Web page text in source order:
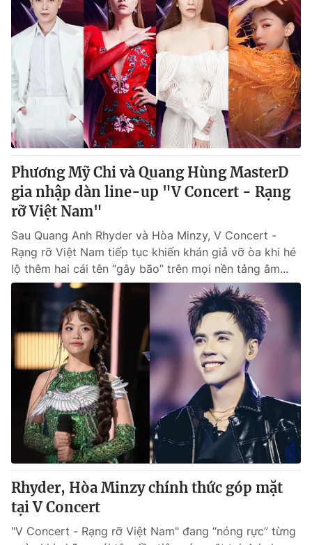
Phương Mỹ Chi và Quang Hùng MasterD
gia nhập dàn line-up "V Concert - Rạng
rỡ Việt Nam"
Sau Quang Anh Rhyder và Hòa Minzy, V Concert -
Rạng rỡ Việt Nam tiếp tục khiến khán giả vỡ òa khi hé
lộ thêm hai cái tên “gây bão” trên mọi nền tảng âm...
Rhyder, Hòa Minzy chính thức góp mặt
tại V Concert
"V Concert - Rạng rỡ Việt Nam" đang “nóng rực” từng